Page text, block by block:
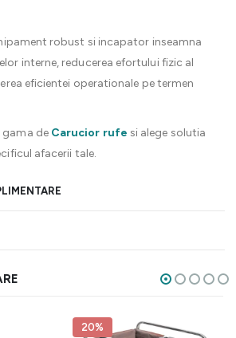
robust si incapator inseamna
interne, reducerea efortului fizic al
eficientei operationale pe termen
gama de Carucior rufe si alege solutia
afacerii tale.
20%